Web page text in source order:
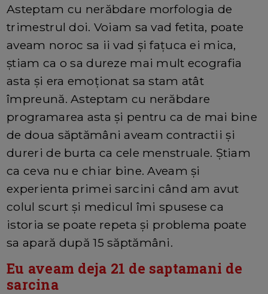
Asteptam cu nerăbdare morfologia de
trimestrul doi. Voiam sa vad fetita, poate
aveam noroc sa ii vad și fațuca ei mica,
știam ca o sa dureze mai mult ecografia
asta și era emoționat sa stam atât
împreună. Asteptam cu nerăbdare
programarea asta și pentru ca de mai bine
de doua săptămâni aveam contractii și
dureri de burta ca cele menstruale. Știam
ca ceva nu e chiar bine. Aveam și
experienta primei sarcini când am avut
colul scurt și medicul îmi spusese ca
istoria se poate repeta și problema poate
sa apară după 15 săptămâni.
Eu aveam deja 21 de saptamani de
sarcina